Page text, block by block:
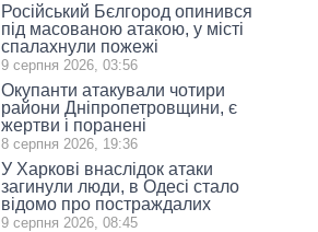
Російський Бєлгород опинився
під масованою атакою, у місті
спалахнули пожежі
9 серпня 2026, 03:56
Окупанти атакували чотири
райони Дніпропетровщини, є
жертви і поранені
8 серпня 2026, 19:36
У Харкові внаслідок атаки
загинули люди, в Одесі стало
відомо про постраждалих
9 серпня 2026, 08:45